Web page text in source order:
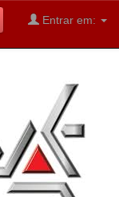
Entrar em: